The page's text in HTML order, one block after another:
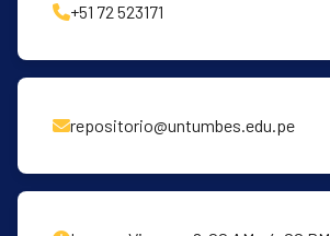
+51 72 523171
repositorio@untumbes.edu.pe